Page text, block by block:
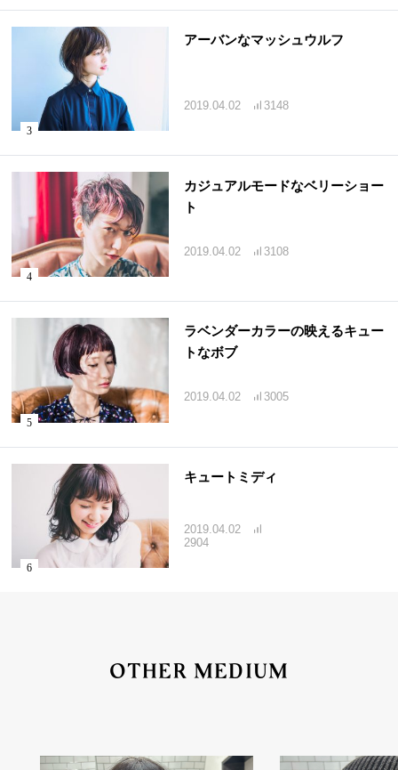
アーバンなマッシュウルフ
2019.04.02 3148
カジュアルモードなベリーショー
ト
2019.04.02 3108
ラベンダーカラーの映えるキュー
トなボブ
2019.04.02 3005
キュートミディ
2019.04.02
2904
OTHER MEDIUM